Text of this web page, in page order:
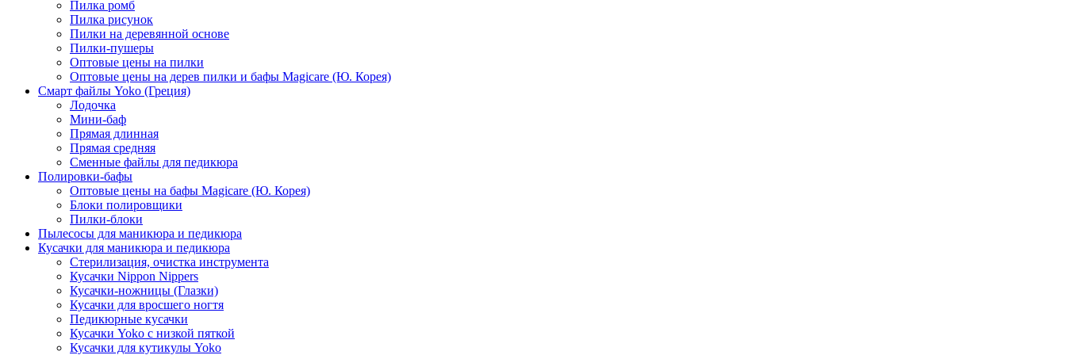
Пилка ромб
Пилка рисунок
Пилки на деревянной основе
Пилки-пушеры
Оптовые цены на пилки
Оптовые цены на дерев пилки и бафы Magicare (Ю. Корея)
Смарт файлы Yoko (Греция)
Лодочка
Мини-баф
Прямая длинная
Прямая средняя
Сменные файлы для педикюра
Полировки-бафы
Оптовые цены на бафы Magicare (Ю. Корея)
Блоки полировщики
Пилки-блоки
Пылесосы для маникюра и педикюра
Кусачки для маникюра и педикюра
Стерилизация, очистка инструмента
Кусачки Nippon Nippers
Кусачки-ножницы (Глазки)
Кусачки для вросшего ногтя
Педикюрные кусачки
Кусачки Yoko с низкой пяткой
Кусачки для кутикулы Yoko